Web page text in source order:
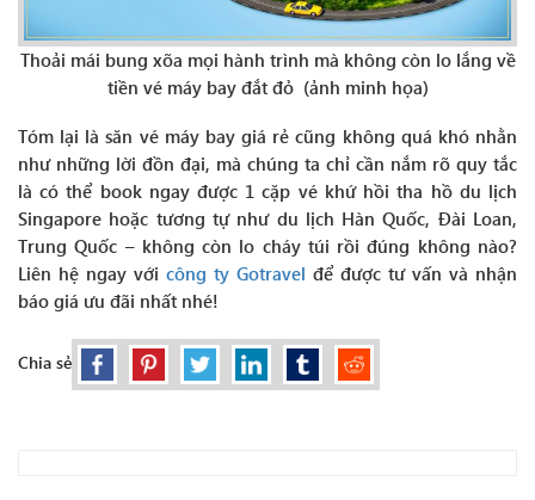
Thoải mái bung xõa mọi hành trình mà không còn lo lắng về
tiền vé máy bay đắt đỏ (ảnh minh họa)
Tóm lại là săn vé máy bay giá rẻ cũng không quá khó nhằn
như những lời đồn đại, mà chúng ta chỉ cần nắm rõ quy tắc
là có thể book ngay được 1 cặp vé khứ hồi tha hồ du lịch
Singapore hoặc tương tự như du lịch Hàn Quốc, Đài Loan,
Trung Quốc – không còn lo cháy túi rồi đúng không nào?
Liên hệ ngay với công ty Gotravel để được tư vấn và nhận
báo giá ưu đãi nhất nhé!
Chia sẻ